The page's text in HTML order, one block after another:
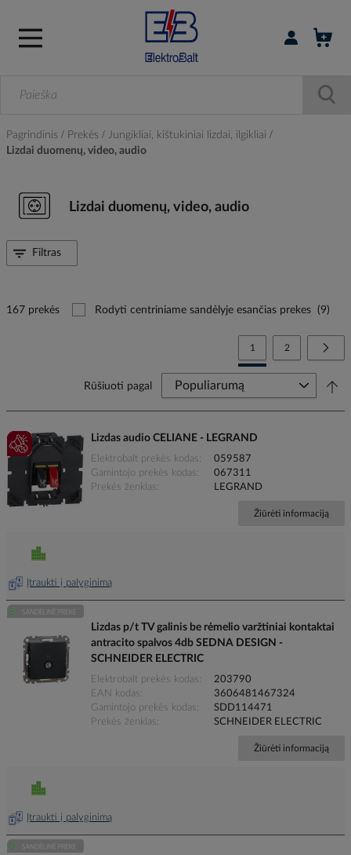
Prisijungti /
Pagrindinis Prekės
Jungikliai, kištukiniai lizdai, ilgikliai
Lizdai duomenų, video, audio
Lizdai duomenų, video, audio
167 prekės Rodyti centriniame sandėlyje esančias prekes (9)
PageYou're currently reading
1 Page
2
Rūšiuoti pagal
Lizdas audio CELIANE - LEGRAND
Elektrobalt prekės kodas
059587
Gamintojo prekės kodas
067311
Prekės ženklas
LEGRAND
Žiūrėti informaciją
Įtraukti į palyginimą
Lizdas p/t TV galinis be rėmelio varžtiniai kontaktai
antracito spalvos 4db SEDNA DESIGN -
SCHNEIDER ELECTRIC
Elektrobalt prekės kodas
203790
EAN kodas
3606481467324
Gamintojo prekės kodas
SDD114471
Prekės ženklas
SCHNEIDER ELECTRIC
Žiūrėti informaciją
Įtraukti į palyginimą
Filtras